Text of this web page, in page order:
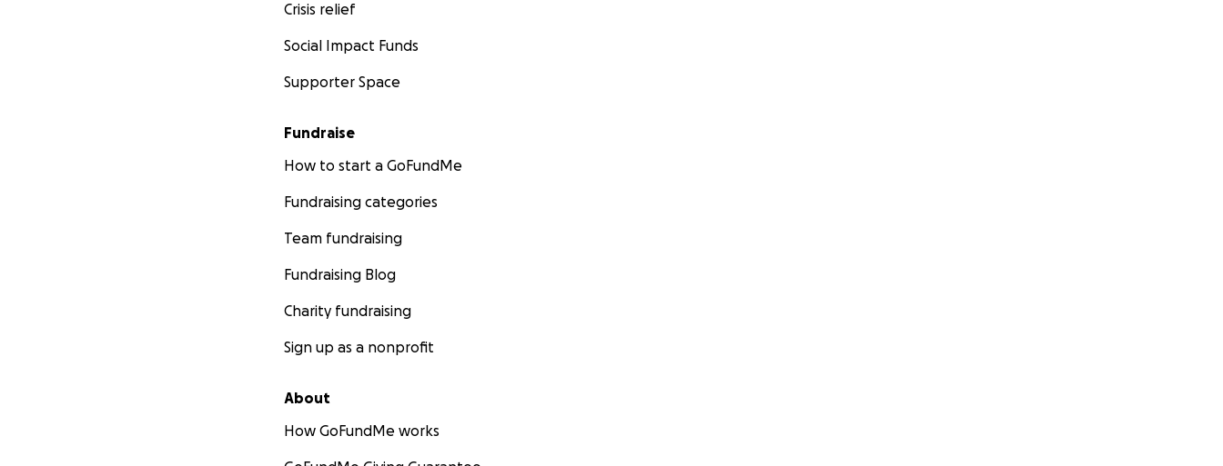
Crisis relief
Social Impact Funds
Supporter Space
Fundraise
How to start a GoFundMe
Fundraising categories
Team fundraising
Fundraising Blog
Charity fundraising
Sign up as a nonprofit
About
How GoFundMe works